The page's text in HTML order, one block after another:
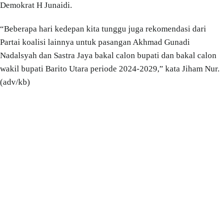
Demokrat H Junaidi.
“Beberapa hari kedepan kita tunggu juga rekomendasi dari
Partai koalisi lainnya untuk pasangan Akhmad Gunadi
Nadalsyah dan Sastra Jaya bakal calon bupati dan bakal calon
wakil bupati Barito Utara periode 2024-2029,” kata Jiham Nur.
(adv/kb)